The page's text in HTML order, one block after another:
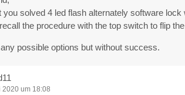
you solved 4 led flash alternately software
the procedure with the top switch to flip
possible options but without success.
2020 um 18:08